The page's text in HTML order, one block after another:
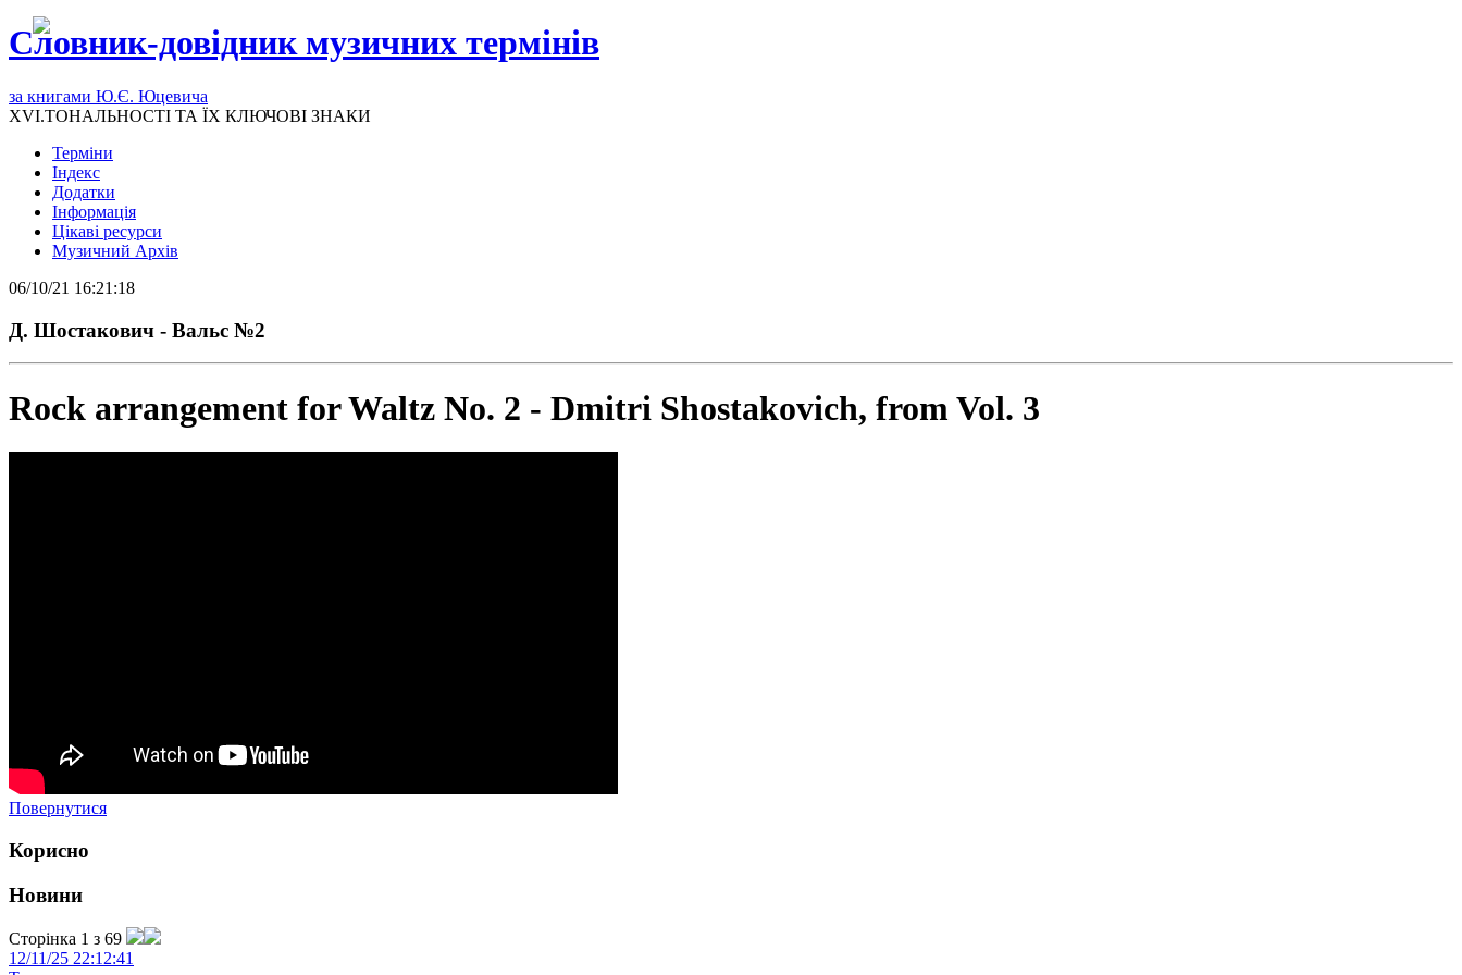
Словник-довідник музичних термінів
за книгами Ю.Є. Юцевича
XVI.ТОНАЛЬНОСТІ ТА ЇХ КЛЮЧОВІ ЗНАКИ
Терміни
Індекс
Додатки
Інформація
Цікаві ресурси
Музичний Архів
06/10/21 16:21:18
Д. Шостакович - Вальс №2
Rock arrangement for Waltz No. 2 - Dmitri Shostakovich, from Vol. 3
Повернутися
Корисно
Новини
Сторінка 1 з 69
12/11/25 22:12:41